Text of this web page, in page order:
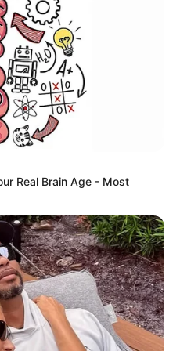
Agente
Real Brain Age - Most